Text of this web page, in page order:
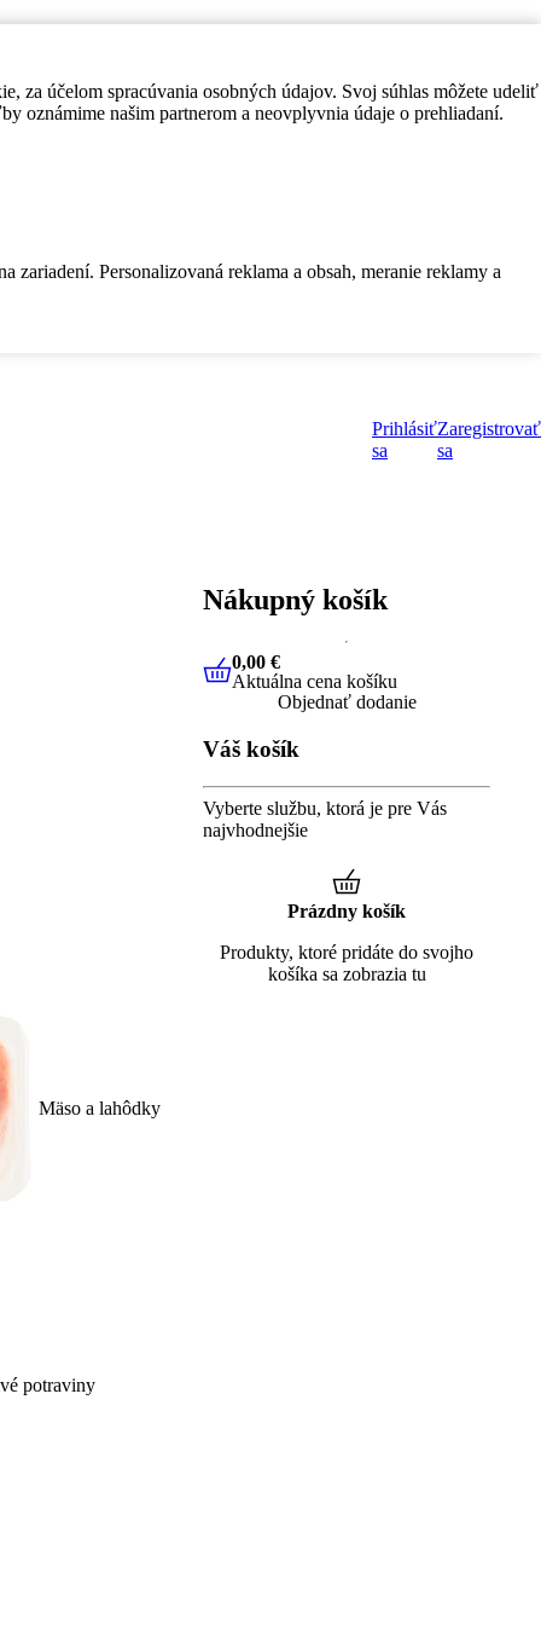
za účelom spracúvania osobných údajov. Svoj súhlas môžete udeliť
oznámime našim partnerom a neovplyvnia údaje o prehliadaní.
Personalizovaná reklama a obsah, meranie reklamy a
Prihlásiť
sa
Zaregistrovať
sa
Mäso a lahôdky
potraviny
Nákupný košík
0,00 €Aktuálna cena košíku
0,00 €
Aktuálna cena košíku
Objednať dodanie
Váš košík
Vyberte službu, ktorá je pre Vás
najvhodnejšie
Prázdny košík
Produkty, ktoré pridáte do svojho
košíka sa zobrazia tu